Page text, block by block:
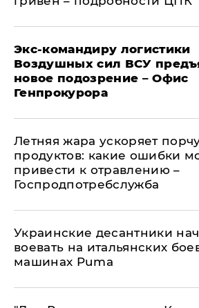
Экс-командиру логистики
Воздушных сил ВСУ
новое подозрение – Офис
Генпрокурора
Летняя жара ускоряет
продуктов: какие ошибки
привести к отравлению –
Госпродпотребслужба
Украинские десантники
воевать на итальянских
машинах Puma